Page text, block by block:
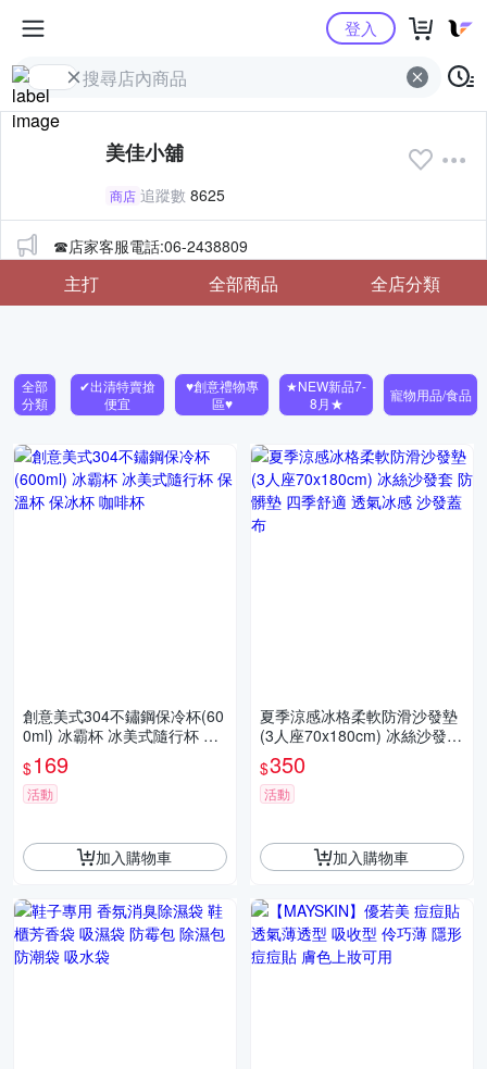
Yahoo購物中心
登入
美佳小舖
商店 追蹤數 8625
公告
☎店家客服電話:06-2438809
主打 全部商品 全店分類
全部
分類
✔出清特賣搶
便宜
♥創意禮物專
區♥
★NEW新品7-
8月★
寵物用品/食品
創意美式304不鏽鋼保冷杯(60
0ml) 冰霸杯 冰美式隨行杯 保
溫杯 保冰杯 咖啡杯
$169
活動
加入購物車
夏季涼感冰格柔軟防滑沙發墊
(3人座70x180cm) 冰絲沙發套
防髒墊 四季舒適 透氣冰感 沙
發蓋布
$350
活動
加入購物車